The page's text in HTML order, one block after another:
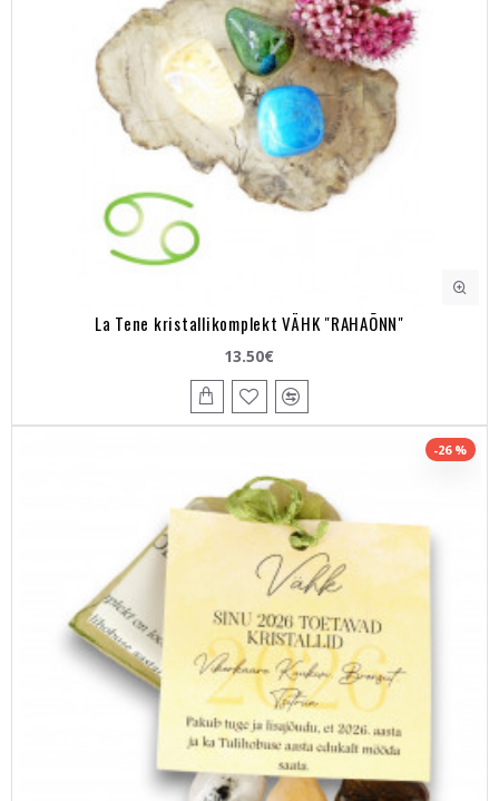
La Tene kristallikomplekt VÄHK "RAHAÕNN"
13.50€
-26 %